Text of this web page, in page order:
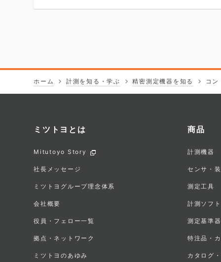
ホーム 計測を知る・学ぶ 精密測定機器を知る コ
ミツトヨとは
Mitutoyo Story
社長メッセージ
ミツトヨグループ理念体系
会社概要
役員・フェロー一覧
拠点・ネットワーク
ミツトヨのあゆみ
商品
計測機器
センサ・
測定工具
計測ソフ
測定基準
特注品・
カタログ